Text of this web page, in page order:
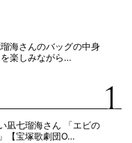
海さんのバッグの中身
楽しみながら…
凪七瑠海さん 「エビの
【宝塚歌劇団O…